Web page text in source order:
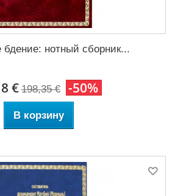
нотный сборник...
€ 198,35 € -50%
В корзину